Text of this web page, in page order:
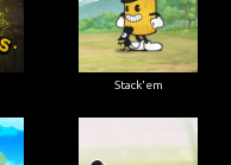
Stack'em